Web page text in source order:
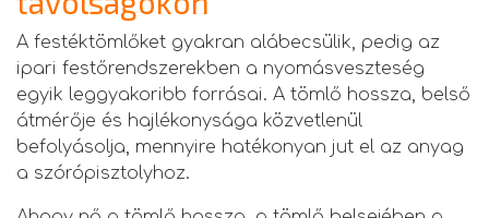
A festéktömlőket gyakran alábecsülik, pedig az
ipari festőrendszerekben a nyomásveszteség
egyik leggyakoribb forrásai. A tömlő hossza, belső
átmérője és hajlékonysága közvetlenül
befolyásolja, mennyire hatékonyan jut el az anyag
a szórópisztolyhoz.